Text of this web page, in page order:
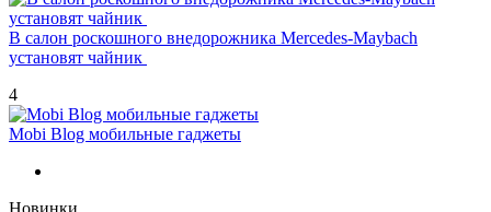
В салон роскошного внедорожника Mercedes-Maybach
установят чайник
4
Mobi Blog мобильные гаджеты
Новинки